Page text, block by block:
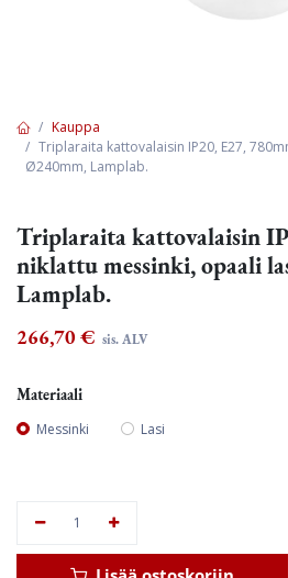
Kauppa
Triplaraita kattovalaisin IP20, E27,
Ø240mm, Lamplab.
Triplaraita kattovalaisin
niklattu messinki, opaali
Lamplab.
266,70 € sis. ALV
Materiaali
Messinki Lasi